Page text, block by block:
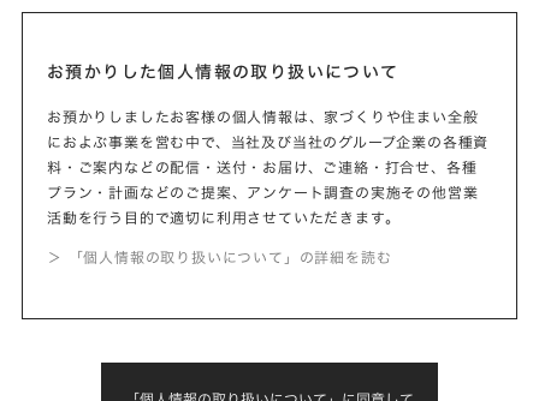
お預かりした個人情報の取り扱いについて
お預かりしましたお客様の個人情報は、家づくりや住まい全般
におよぶ事業を営む中で、当社及び当社のグループ企業の各種資
料・ご案内などの配信・送付・お届け、ご連絡・打合せ、各種
プラン・計画などのご提案、アンケート調査の実施その他営業
活動を行う目的で適切に利用させていただきます。
＞ 「個人情報の取り扱いについて」の詳細を読む